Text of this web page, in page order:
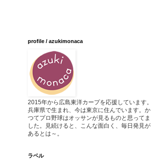
profile / azukimonaca
2015年から広島東洋カープを応援しています。
兵庫県で生まれ、今は東京に住んでいます。か
つてプロ野球はオッサンが見るものと思ってま
した。見続けると、こんな面白く、毎日発見が
あるとは～。
ラベル